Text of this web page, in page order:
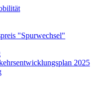
"Spurwechsel"
2025